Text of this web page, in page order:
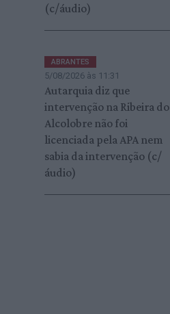
(c/áudio)
ABRANTES
5/08/2026 às 11:31
Autarquia diz que
intervenção na Ribeira do
Alcolobre não foi
licenciada pela APA nem
sabia da intervenção (c/
áudio)